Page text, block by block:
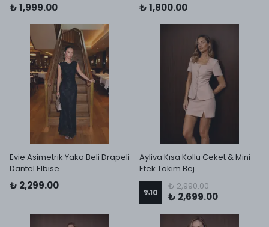
₺ 1,999.00 ₺ 1,800.00
Evie Asimetrik Yaka Beli Drapeli
Dantel Elbise
₺ 2,299.00
Ayliva Kısa Kollu Ceket & Mini
Etek Takım Bej
%10
₺ 2,990.00
₺ 2,699.00